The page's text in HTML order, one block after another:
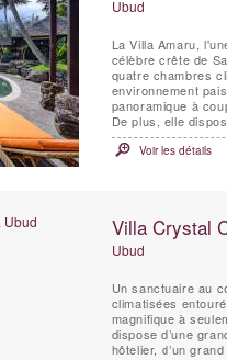
Ubud
La Villa Amaru,
célèbre crête de
quatre chambres
environnement
panoramique à
De plus, elle
Voir les détails
Villa Crystal
Ubud
Un sanctuaire au
climatisées
magnifique à
dispose d’une
hôtelier, d’un